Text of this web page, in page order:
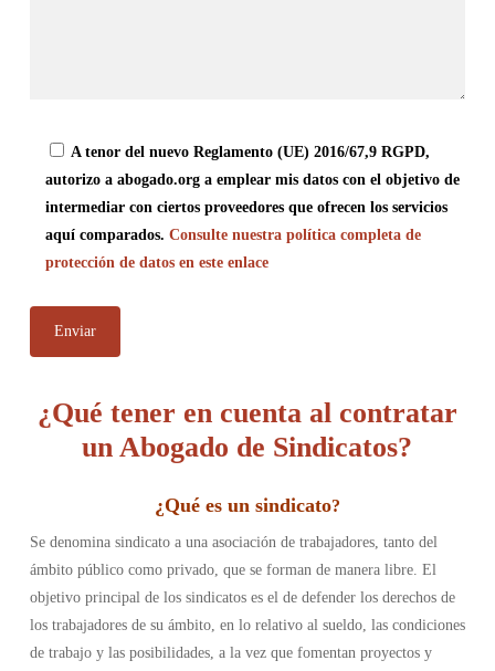
A tenor del nuevo Reglamento (UE) 2016/67,9 RGPD,
autorizo a abogado.org a emplear mis datos con el objetivo de
intermediar con ciertos proveedores que ofrecen los servicios
aquí comparados. Consulte nuestra política completa de
protección de datos en este enlace
¿Qué tener en cuenta al contratar
un Abogado de Sindicatos?
¿Qué es un sindicato?
Se denomina sindicato a una asociación de trabajadores, tanto del
ámbito público como privado, que se forman de manera libre. El
objetivo principal de los sindicatos es el de defender los derechos de
los trabajadores de su ámbito, en lo relativo al sueldo, las condiciones
de trabajo y las posibilidades, a la vez que fomentan proyectos y